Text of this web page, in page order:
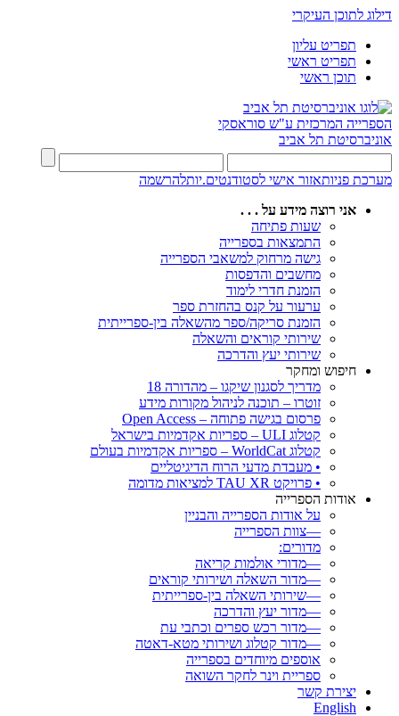
דילוג לתוכן העיקרי
תפריט עליון
תפריט ראשי
תוכן ראשי
הספרייה המרכזית ע"ש סוראסקי
אוניברסיטת תל אביב
מערכת פניותאזור אישי לסטודנטים.יותלהרשמה
אני רוצה מידע על . . .
שעות פתיחה
התמצאות בספרייה
גישה מרחוק למשאבי הספרייה
מחשבים והדפסות
הזמנת חדרי לימוד
ערעור על קנס בהחזרת ספר
הזמנת סריקה/ספר מהשאלה בין-ספרייתית
שירותי קוראים והשאלה
שירותי יעץ והדרכה
חיפוש ומחקר
מדריך לסגנון שיקגו – מהדורה 18
זוטרו – תוכנה לניהול מקורות מידע
פרסום בגישה פתוחה – Open Access
קטלוג ULI – ספריות אקדמיות בישראל
קטלוג WorldCat – ספריות אקדמיות בעולם
• מעבדת מדעי הרוח הדיגיטליים
• פרויקט TAU XR למציאות מדומה
אודות הספרייה
על אודות הספרייה והבניין
—צוות הספרייה
מדורים:
—מדורי אולמות קריאה
—מדור השאלה ושירותי קוראים
—שירותי השאלה בין-ספרייתית
—מדור יעץ והדרכה
—מדור רכש ספרים וכתבי עת
—מדור קטלוג ושירותי מטא-דאטה
אוספים מיוחדים בספרייה
ספריית וינר לחקר השואה
יצירת קשר
English